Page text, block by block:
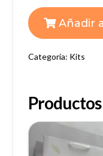
CIRCULACIÓN
VENOSA
cantidad
Añadir
Categoría: Kits